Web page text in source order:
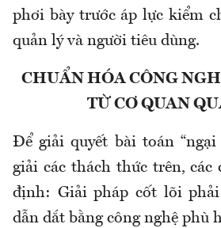
phơi bày trước áp lực kiểm
quản lý và người tiêu dùng.
CHUẨN HÓA CÔNG
TỪ CƠ QUAN
Để giải quyết bài toán
giải các thách thức trên, các
định: Giải pháp cốt lõi
dẫn dắt bằng công nghệ phù